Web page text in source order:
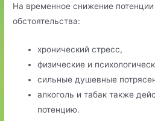
На временное снижение
обстоятельства:
хронический стресс,
физические и
сильные душевные
алкоголь и табак также
потенцию.